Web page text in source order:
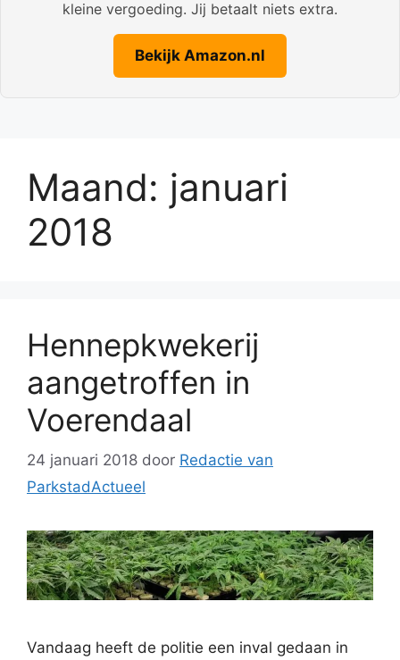
kleine vergoeding. Jij betaalt niets extra.
Bekijk Amazon.nl
Maand: januari
2018
Hennepkwekerij
aangetroffen in
Voerendaal
24 januari 2018 door Redactie van
ParkstadActueel
Vandaag heeft de politie een inval gedaan in